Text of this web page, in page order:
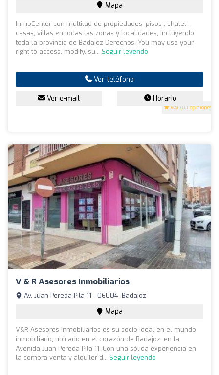
4.9 (83 opiniones)
Mapa
InmoCenter con multitud de propiedades, pisos , chalet ,
casas, villas en todas las zonas y localidades, incluyendo
toda la provincia de Badajoz Derechos: You may use your
right to access, modify, su... Seguir leyendo
Ver teléfono
Ver e-mail Horario
V & R Asesores Inmobiliarios
Av. Juan Pereda Pila 11 - 06004, Badajoz
Mapa
V&R Asesores Inmobiliarios es su socio ideal en el mundo
inmobiliario, ubicado en el corazón de Badajoz, en la
Avenida Juan Pereda Pila 11. Con una sólida experiencia en
la compra-venta y alquiler d... Seguir leyendo